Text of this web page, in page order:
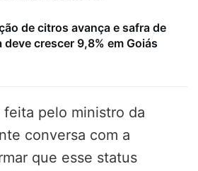
de citros avança e safra de
deve crescer 9,8% em Goiás
pelo ministro da
conversa com a
que esse status